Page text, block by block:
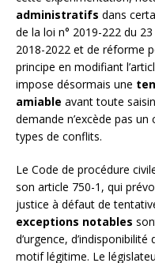
administratifs dans
de la loi n° 2019-222 du
2018-2022 et de réforme
principe en modifiant
impose désormais une
amiable avant toute
demande n’excède pas
types de conflits.
Le Code de procédure
son article 750-1, qui
justice à défaut de
exceptions notables
d’urgence,
motif légitime. Le